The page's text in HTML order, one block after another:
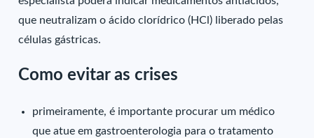
que neutralizam o ácido clorídrico (HCl) liberado pelas
células gástricas.
Como evitar as crises
primeiramente, é importante procurar um médico
que atue em gastroenterologia para o tratamento